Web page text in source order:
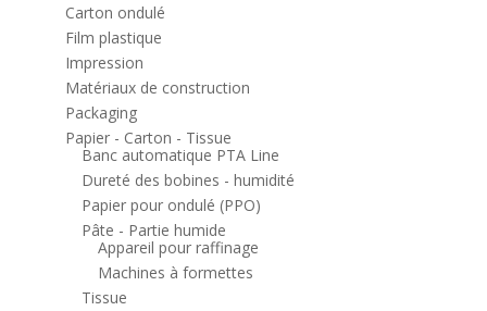
Carton ondulé
Film plastique
Impression
Matériaux de construction
Packaging
Papier - Carton - Tissue
Banc automatique PTA Line
Dureté des bobines - humidité
Papier pour ondulé (PPO)
Pâte - Partie humide
Appareil pour raffinage
Machines à formettes
Tissue